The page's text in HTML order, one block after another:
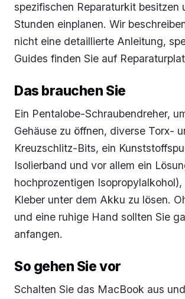
spezifischen Reparaturkit besitzen
Stunden einplanen. Wir
nicht eine detaillierte Anleitung,
Guides finden Sie auf
Das brauchen Sie
Ein Pentalobe-Schraubendreher,
Gehäuse zu öffnen, diverse Torx-
Kreuzschlitz-Bits, ein
Isolierband und vor allem ein
hochprozentigen Isopropylalkohol),
Kleber unter dem Akku zu lösen.
und eine ruhige Hand sollten Sie
anfangen.
So gehen Sie vor
Schalten Sie das MacBook aus